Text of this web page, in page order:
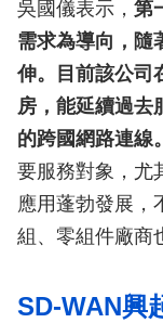
吳國儀表示， 第
需求為導向，隨
伸。目前該公司
房，能延續過去
的跨國網路連線。
要服務對象，尤
應用蓬勃發展，
組、零組件廠商
SD-WAN興